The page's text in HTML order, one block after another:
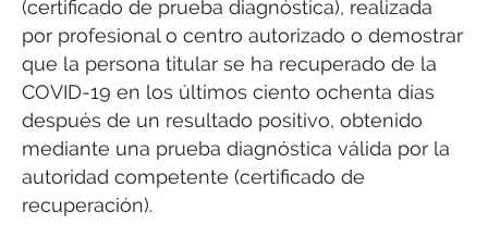
(certificado de prueba diagnóstica), realizada
por profesional o centro autorizado o demostrar
que la persona titular se ha recuperado de la
COVID-19 en los últimos ciento ochenta días
después de un resultado positivo, obtenido
mediante una prueba diagnóstica válida por la
autoridad competente (certificado de
recuperación).